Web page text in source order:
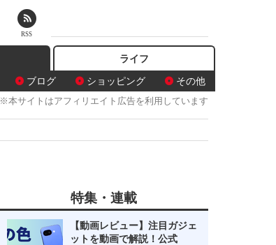
ブログ ショッピング その他
ライフ
※本サイトはアフィリエイト広告を利用しています
特集・連載
【動画レビュー】注目ガジェ
ットを動画で解説！公式
RSS